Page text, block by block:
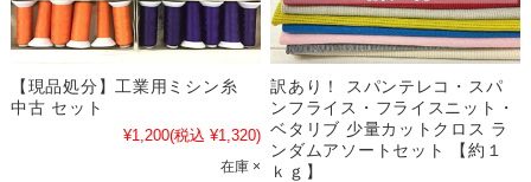
【現品処分】工業用ミシン糸
中古 セット
¥1,200(税込 ¥1,320)
在庫 ×
訳あり！ スパンテレコ・スパ
ンフライス・フライスニット・
ベタリブ 少量カットクロス ラ
ンダムアソートセット 【約１
ｋｇ】